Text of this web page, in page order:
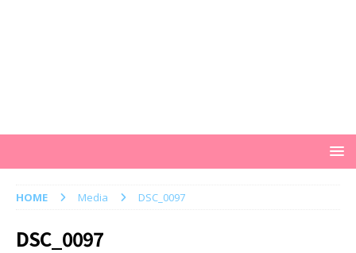
HOME Media DSC_0097
DSC_0097